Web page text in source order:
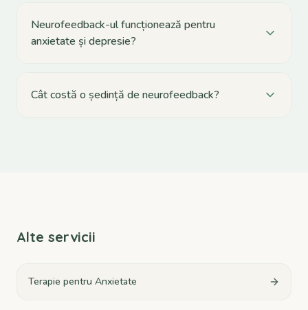
Neurofeedback-ul funcționează pentru
anxietate și depresie?
Cât costă o ședință de neurofeedback?
Alte servicii
Terapie pentru Anxietate